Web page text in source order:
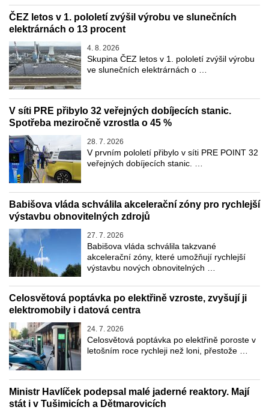
ČEZ letos v 1. pololetí zvýšil výrobu ve slunečních
elektrárnách o 13 procent
4. 8. 2026
Skupina ČEZ letos v 1. pololetí zvýšil výrobu
ve slunečních elektrárnách o …
V síti PRE přibylo 32 veřejných dobíjecích stanic.
Spotřeba meziročně vzrostla o 45 %
28. 7. 2026
V prvním pololetí přibylo v síti PRE POINT 32
veřejných dobíjecích stanic. …
Babišova vláda schválila akcelerační zóny pro rychlejší
výstavbu obnovitelných zdrojů
27. 7. 2026
Babišova vláda schválila takzvané
akcelerační zóny, které umožňují rychlejší
výstavbu nových obnovitelných …
Celosvětová poptávka po elektřině vzroste, zvyšují ji
elektromobily i datová centra
24. 7. 2026
Celosvětová poptávka po elektřině poroste v
letošním roce rychleji než loni, přestože …
Ministr Havlíček podepsal malé jaderné reaktory. Mají
stát i v Tušimicích a Dětmarovicích